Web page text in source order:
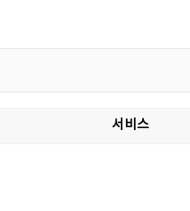
서비스